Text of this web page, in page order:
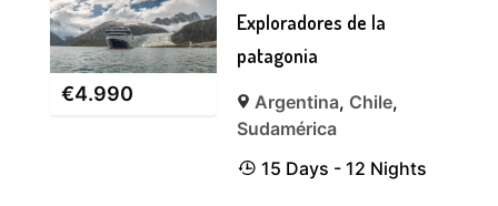
€4.990
Exploradores de la
patagonia
Argentina, Chile,
Sudamérica
15 Days - 12 Nights